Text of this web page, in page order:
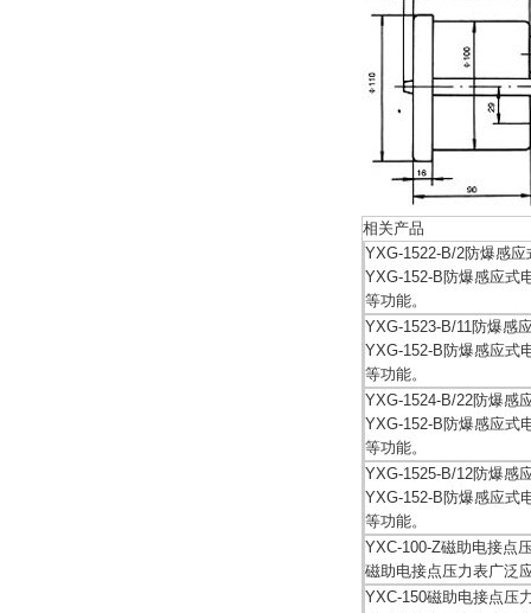
相关产品
YXG-1522-B/2防爆感
YXG-152-B防爆感应式
等功能。
YXG-1523-B/11防爆感
YXG-152-B防爆感应式
等功能。
YXG-1524-B/22防爆感
YXG-152-B防爆感应式
等功能。
YXG-1525-B/12防爆感
YXG-152-B防爆感应式
等功能。
YXC-100-Z磁助电接点
磁助电接点压力表广泛
YXC-150磁助电接点压